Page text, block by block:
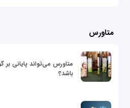
متاورس
متاورس می‌تواند پایانی
باشد؟